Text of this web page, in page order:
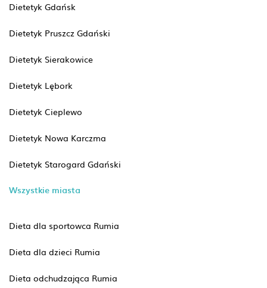
Dietetyk Gdańsk
Dietetyk Pruszcz Gdański
Dietetyk Sierakowice
Dietetyk Lębork
Dietetyk Cieplewo
Dietetyk Nowa Karczma
Dietetyk Starogard Gdański
Wszystkie miasta
Dieta dla sportowca Rumia
Dieta dla dzieci Rumia
Dieta odchudzająca Rumia